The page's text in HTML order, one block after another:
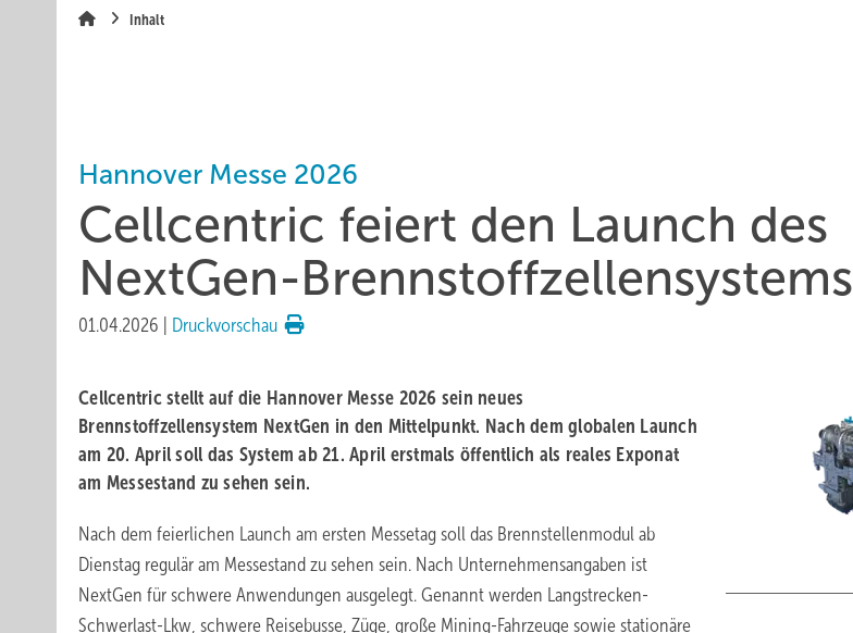
Inhalt
Hannover Messe 2026
Cellcentric feiert den Launch des
NextGen-Brennstoffzellensystems
01.04.2026 Druckvorschau
Cellcentric stellt auf die Hannover Messe 2026 sein neues
Brennstoffzellensystem NextGen in den Mittelpunkt. Nach dem globalen Launch
am 20. April soll das System ab 21. April erstmals öffentlich als reales Exponat
am Messestand zu sehen sein.
Nach dem feierlichen Launch am ersten Messetag soll das Brennstellenmodul ab
Dienstag regulär am Messestand zu sehen sein. Nach Unternehmensangaben ist
NextGen für schwere Anwendungen ausgelegt. Genannt werden Langstrecken-
Schwerlast-Lkw, schwere Reisebusse, Züge, große Mining-Fahrzeuge sowie stationäre